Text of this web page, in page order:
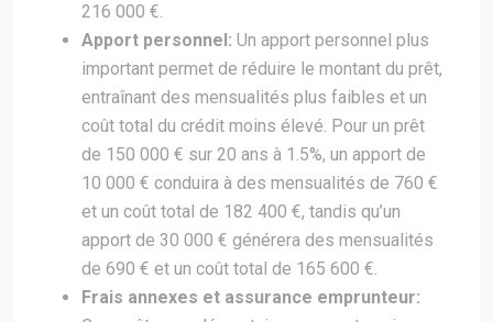
216 000 €.
Apport personnel: Un apport personnel plus
important permet de réduire le montant du prêt,
entraînant des mensualités plus faibles et un
coût total du crédit moins élevé. Pour un prêt
de 150 000 € sur 20 ans à 1.5%, un apport de
10 000 € conduira à des mensualités de 760 €
et un coût total de 182 400 €, tandis qu’un
apport de 30 000 € générera des mensualités
de 690 € et un coût total de 165 600 €.
Frais annexes et assurance emprunteur: